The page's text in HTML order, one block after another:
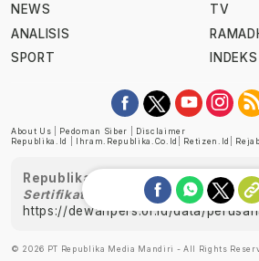
NEWS
ANALISIS
SPORT
TV
INDEKS
About Us Pedoman Siber
Disclaimer
Republika.id
Ihram.republika.co.id Retizen.id
Republika telah diverifikasi oleh
Sertifikat Nomor 1058/DP-
https://dewanpers.or.id/data/
© 2026 PT Republika Media Mandiri - All Rights